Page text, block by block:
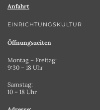
Anfahrt
EINRICHTUNGSKULTUR
Öffnungszeiten
Montag – Freitag:
9:30 – 18 Uhr
Samstag:
10 – 18 Uhr